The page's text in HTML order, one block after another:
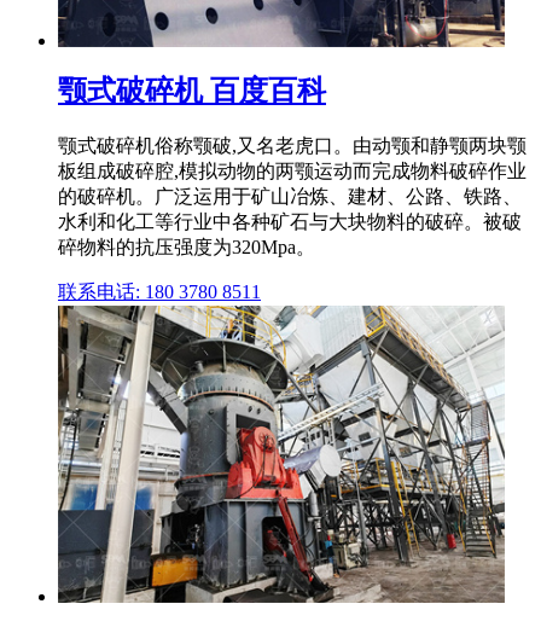
颚式破碎机 百度百科
颚式破碎机俗称颚破,又名老虎口。由动颚和静颚两块颚
板组成破碎腔,模拟动物的两颚运动而完成物料破碎作业
的破碎机。广泛运用于矿山冶炼、建材、公路、铁路、
水利和化工等行业中各种矿石与大块物料的破碎。被破
碎物料的抗压强度为320Mpa。
联系电话: 180 3780 8511